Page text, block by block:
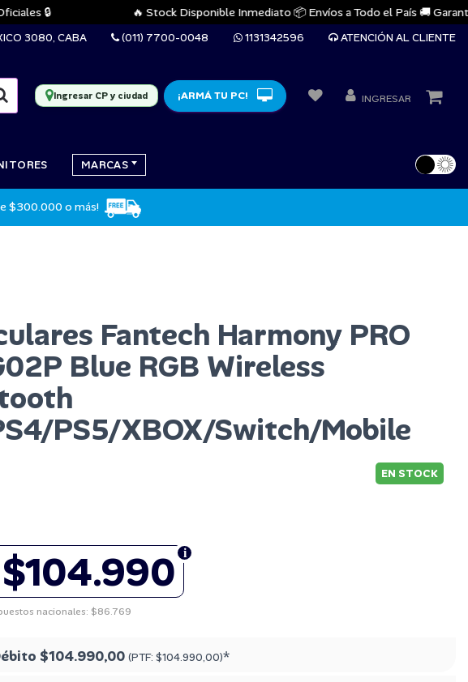
🔒 🔥 Stock Disponible Inmediato 📦 Envíos a Todo el País 🚚 Garantías
3080, CABA (011) 7700-0048 1131342596 ATENCIÓN AL CLIENTE
Ingresar CP y ciudad ¡ARMÁ TU PC! INGRESAR
MARCAS
$300.000 o más!
Fantech Harmony PRO
Blue RGB Wireless
PS5/XBOX/Switch/Mobile
EN STOCK
$104.990
nacionales: $86.769
$104.990,00 (PTF: $104.990,00)*